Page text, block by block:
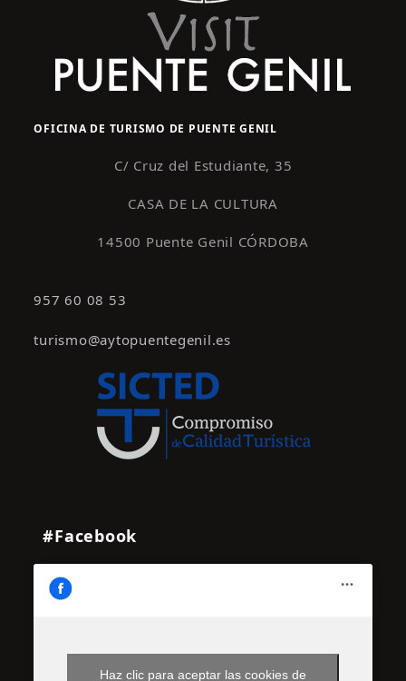
OFICINA DE TURISMO DE PUENTE GENIL
C/ Cruz del Estudiante, 35
CASA DE LA CULTURA
14500 Puente Genil CÓRDOBA
957 60 08 53
turismo@aytopuentegenil.es
#Facebook
Haz clic para aceptar las cookies de